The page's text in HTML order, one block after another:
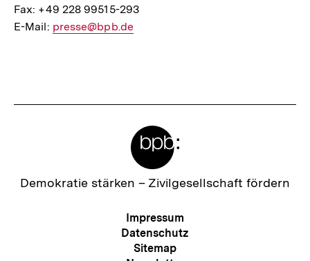
Fax: +49 228 99515-293
E-Mail: E-
presse@bpb.de
Zur
Demokratie stärken – Zivilgesellschaft fördern
Meta-
Navigation
Impressum
Datenschutz
Sitemap